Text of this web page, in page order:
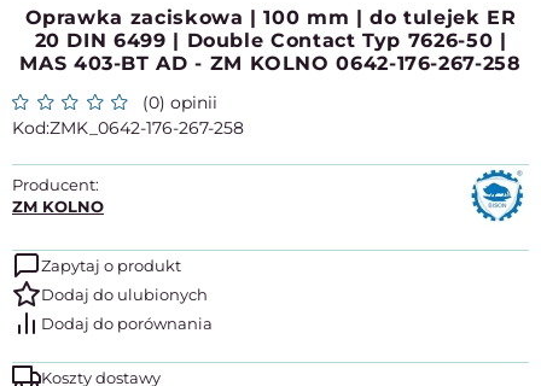
Oprawka zaciskowa | 100 mm | do tulejek ER
20 DIN 6499 | Double Contact Typ 7626-50 |
MAS 403-BT AD - ZM KOLNO 0642-176-267-258
(0) opinii
ZMK_0642-176-267-258
Producent:
ZM KOLNO
Zapytaj o produkt
Koszty dostawy